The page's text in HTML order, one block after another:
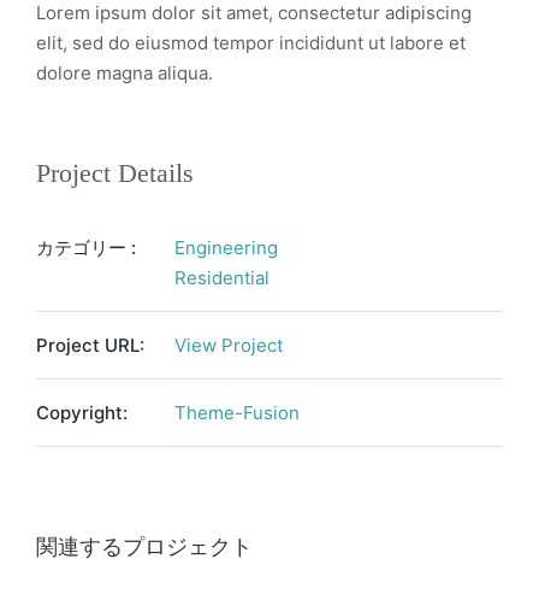
Lorem ipsum dolor sit amet, consectetur adipiscing
elit, sed do eiusmod tempor incididunt ut labore et
dolore magna aliqua.
Project Details
カテゴリー :
Engineering
Residential
Project URL: View Project
Copyright: Theme-Fusion
関連するプロジェクト